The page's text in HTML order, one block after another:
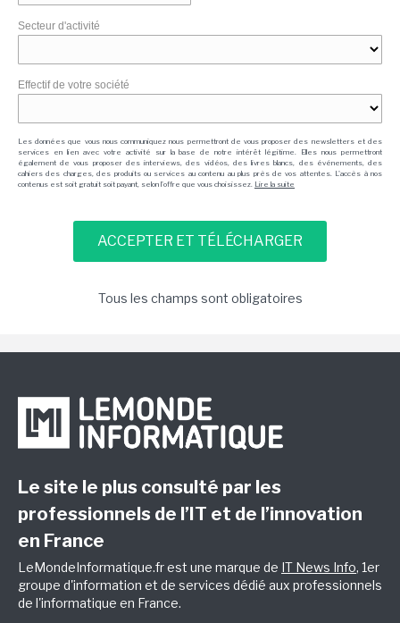
Secteur d'activité
Effectif de votre société
Les données que vous nous communiquez nous permettront de vous proposer des newsletters et des
services en lien avec votre activité sur la base de notre intérêt légitime. Elles nous permettront
également de vous proposer des interviews, des vidéos, des livres blancs, des événements, des
cahiers des charges, des produits ou services au contenu au plus près de vos attentes. L'accès à nos
contenus est soit gratuit soit payant, selon l'offre que vous choisissez. Lire la suite
Tous les champs sont obligatoires
Le site le plus consulté par les
professionnels de l’IT et de l’innovation
en France
LeMondeInformatique.fr est une marque de IT News Info, 1er
groupe d'information et de services dédié aux professionnels
de l'informatique en France.